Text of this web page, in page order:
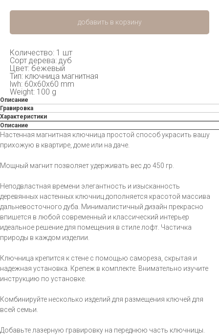
добавить в корзину
Количество: 1 шт
Сорт дерева: дуб
Цвет: бежевый
Тип: ключница магнитная
lwh: 60x60x60 mm
Weight: 100 g
Описание
Гравировка
Характеристики
Описание
Настенная магнитная ключница простой способ украсить вашу
прихожую в квартире, доме или на даче.
Мощный магнит позволяет удерживать вес до 450 гр.
Неподвластная времени элегантность и изысканность
деревянных настенных ключниц дополняется красотой массива
дальневосточного дуба. Минималистичный дизайн прекрасно
впишется в любой современный и классический интерьер
идеальное решение для помещения в стиле лофт. Частичка
природы в каждом изделии.
Ключница крепится к стене с помощью самореза, скрытая и
надежная установка. Крепеж в комплекте. Внимательно изучите
инструкцию по установке.
Комбинируйте несколько изделий для размещения ключей для
всей семьи.
Добавьте лазерную гравировку на переднюю часть ключницы.